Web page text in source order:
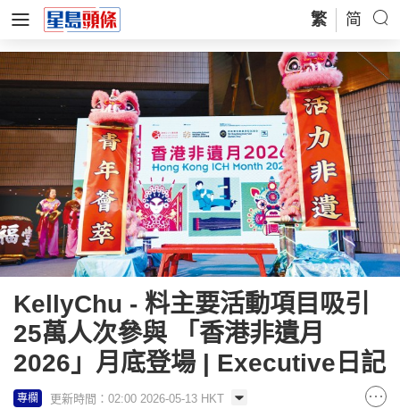
繁 简
KellyChu - 料主要活動項目吸引
25萬人次參與 「香港非遺月
2026」月底登場 | Executive日記
專欄 更新時間：02:00 2026-05-13 HKT